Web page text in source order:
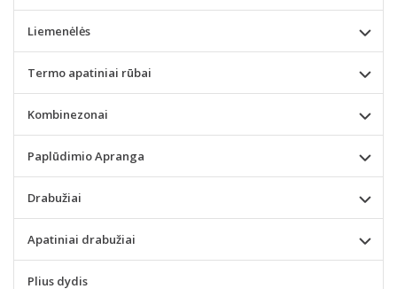
Liemenėlės
Termo apatiniai rūbai
Kombinezonai
Paplūdimio Apranga
Drabužiai
Apatiniai drabužiai
Plius dydis